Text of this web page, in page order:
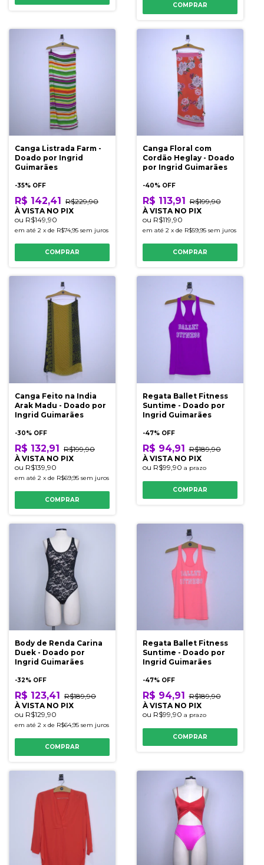
COMPRAR
Canga Listrada Farm -
Doado por Ingrid
Guimarães
-35% OFF
R$ 142,41
R$229,90
À VISTA NO PIX
ou R$149,90
em até 2 x de R$74,95 sem juros
COMPRAR
Canga Floral com
Cordão Heglay - Doado
por Ingrid Guimarães
-40% OFF
R$ 113,91
R$199,90
À VISTA NO PIX
ou R$119,90
em até 2 x de R$59,95 sem juros
COMPRAR
Canga Feito na India
Arak Madu - Doado por
Ingrid Guimarães
-30% OFF
R$ 132,91 R$199,90
À VISTA NO PIX
ou R$139,90
em até 2 x de R$69,95 sem juros
COMPRAR
Regata Ballet Fitness
Suntime - Doado por
Ingrid Guimarães
-47% OFF
R$ 94,91 R$189,90
À VISTA NO PIX
ou R$99,90 a prazo
COMPRAR
Body de Renda Carina
Duek - Doado por
Ingrid Guimarães
-32% OFF
R$ 123,41 R$189,90
À VISTA NO PIX
ou R$129,90
em até 2 x de R$64,95 sem juros
COMPRAR
Regata Ballet Fitness
Suntime - Doado por
Ingrid Guimarães
-47% OFF
R$ 94,91 R$189,90
À VISTA NO PIX
ou R$99,90 a prazo
COMPRAR